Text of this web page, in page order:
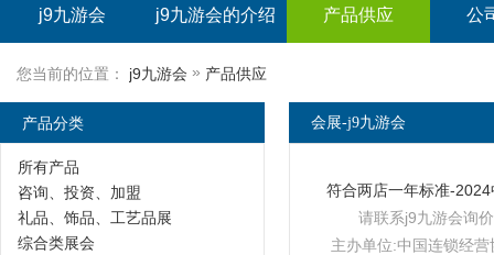
2024上海自有品牌展--2024上海oem 贴牌代加工展
j9九游会 j9九游会的介绍 产品供应 公
您当前的位置： j9九游会 » 产品供应
会展-j9九游会
请联系j9九游会询价
主办单位:中国连锁经营
产品分类
所有产品
咨询、投资、加盟
礼品、饰品、工艺品展
综合类展会